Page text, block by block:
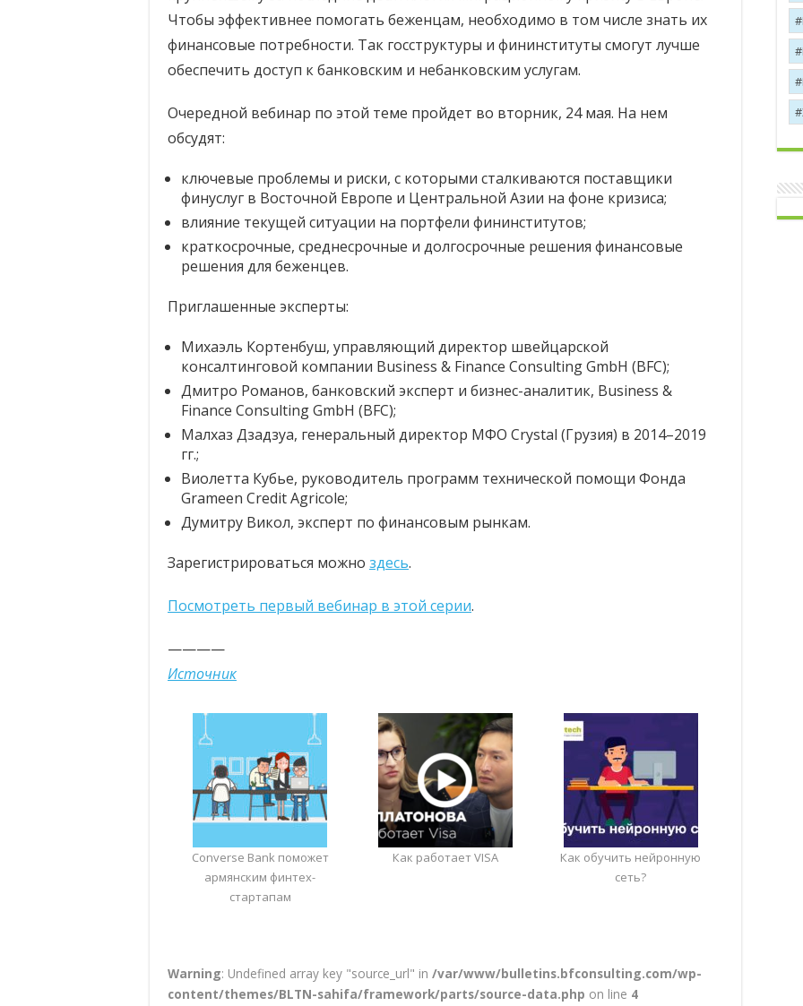
Чтобы эффективнее помогать беженцам, необходимо в том числе знать их
финансовые потребности. Так госструктуры и фининституты смогут лучше
обеспечить доступ к банковским и небанковским услугам.
Очередной вебинар по этой теме пройдет во вторник, 24 мая. На нем
обсудят:
ключевые проблемы и риски, с которыми сталкиваются поставщики
финуслуг в Восточной Европе и Центральной Азии на фоне кризиса;
влияние текущей ситуации на портфели фининститутов;
краткосрочные, среднесрочные и долгосрочные решения финансовые
решения для беженцев.
Приглашенные эксперты:
Михаэль Кортенбуш, управляющий директор швейцарской
консалтинговой компании Business & Finance Consulting GmbH (BFC);
Дмитро Романов, банковский эксперт и бизнес-аналитик, Business &
Finance Consulting GmbH (BFC);
Малхаз Дзадзуа, генеральный директор МФО Crystal (Грузия) в 2014–2019
гг.;
Виолетта Кубье, руководитель программ технической помощи Фонда
Grameen Credit Agricole;
Думитру Викол, эксперт по финансовым рынкам.
Зарегистрироваться можно здесь.
Посмотреть первый вебинар в этой серии.
————
Источник
Converse Bank поможет
армянским финтех-
стартапам
Как работает VISA
Как обучить нейронную
сеть?
Warning: Undefined array key "source_url" in /var/www/bulletins.bfconsulting.com/wp-
content/themes/BLTN-sahifa/framework/parts/source-data.php on line 4